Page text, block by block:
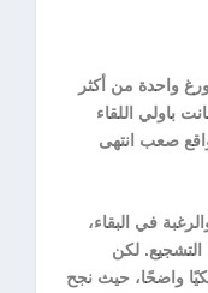
واحدة من أكثر
باولي اللقاء
صعب انتهى
في البقاء،
لكن
واضحًا، حيث نجح